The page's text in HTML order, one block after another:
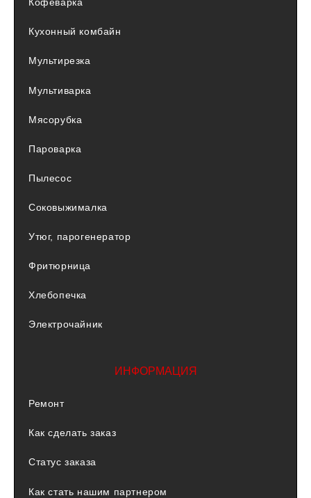
Кофеварка
Кухонный комбайн
Мультирезка
Мультиварка
Мясорубка
Пароварка
Пылесос
Соковыжималка
Утюг, парогенератор
Фритюрница
Хлебопечка
Электрочайник
ИНФОРМАЦИЯ
Ремонт
Как сделать заказ
Статус заказа
Как стать нашим партнером